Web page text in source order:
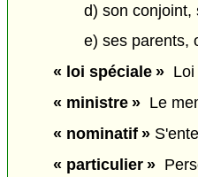
d) son conjoint,
e) ses parents,
« loi spéciale »Loi
« ministre »Le
« nominatif »
« particulier »